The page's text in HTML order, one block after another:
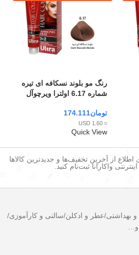
رنگ مو بلوند نسکافه ای تیره
شماره 6.17 اولترا ویرچوآل
لیتر
تومان174.111
≈ 1.60 USD
Quick View
اطلاع از آخرین تخفیف‌ها و جدیدترین کالاها
واکارانا ثبت‌نام کنید.
بهداشتی/عطر و ادکلن/سالنی و کارآموزی/